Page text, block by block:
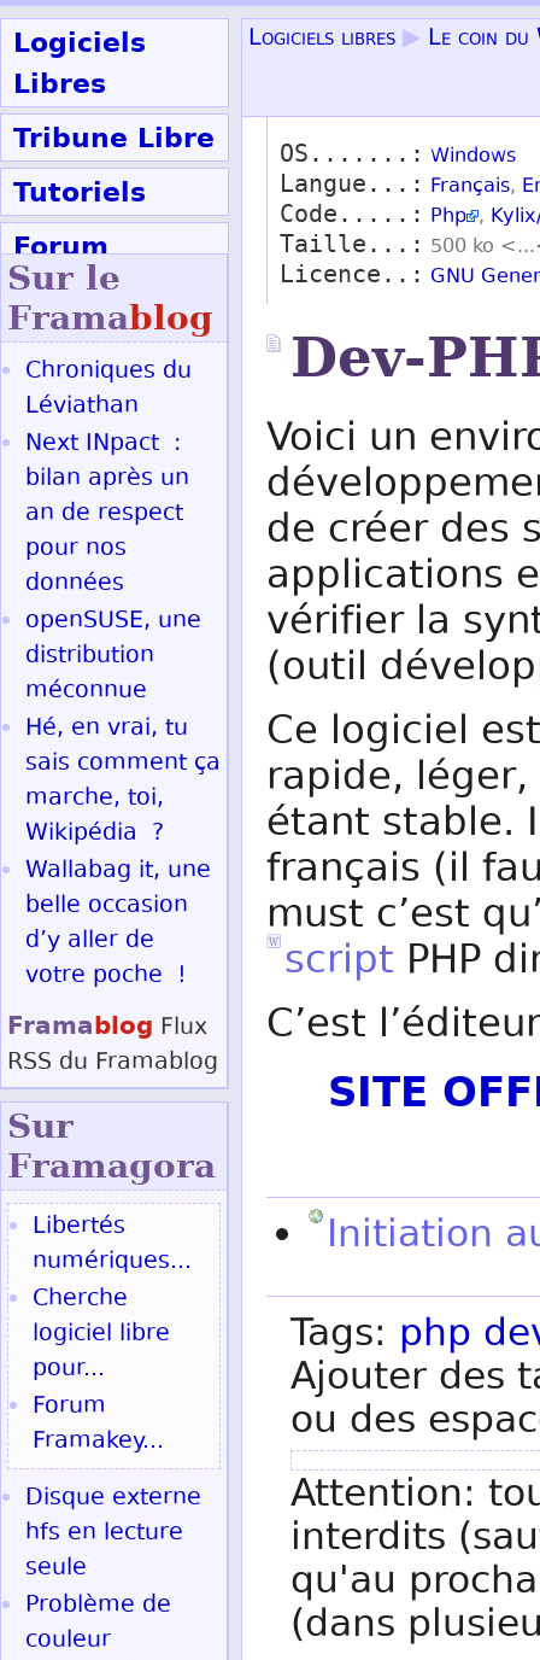
Logiciels
Libres
Tribune Libre
Tutoriels
Forum
Participer
Logiciels libres ▶ Le coin du
OS.......: Windows
Langue...: Français,
Code.....: Php ,
Taille...: 500 ko
Licence..: GNU
Dev-
Voici un
de créer des
applications
vérifier la
(outil
Ce logiciel
rapide,
étant stable.
français (il
must c’est
script PHP
C’est
SITE
Initiation
Tags: php
Ajouter des
ou des
Attention:
interdits
qu'au
(dans
Sur le
Framablog
Chroniques du
Léviathan
Next INpact :
bilan après un
an de respect
pour nos
données
openSUSE, une
distribution
méconnue
Hé, en vrai, tu
sais comment ça
marche, toi,
Wikipédia ?
Wallabag it, une
belle occasion
d’y aller de
votre poche !
Framablog Flux
RSS du Framablog
Sur
Framagora
Libertés
numériques...
Cherche
logiciel libre
pour...
Forum
Framakey...
Disque externe
hfs en lecture
seule
Problème de
couleur